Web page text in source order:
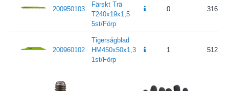
200950103
Färskt Trä
T240x19x1,5
5st/Förp
0 316
200960102
Tigersågblad
HM450x50x1,3
1st/Förp
1 512